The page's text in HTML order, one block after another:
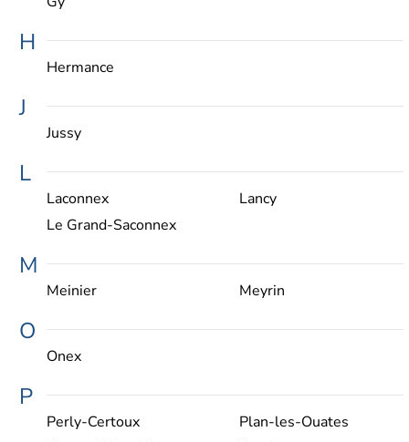
H
Hermance
J
Jussy
L
Laconnex
Lancy
Le Grand-Saconnex
M
Meinier Meyrin
O
Onex
P
Perly-Certoux
Plan-les-Ouates